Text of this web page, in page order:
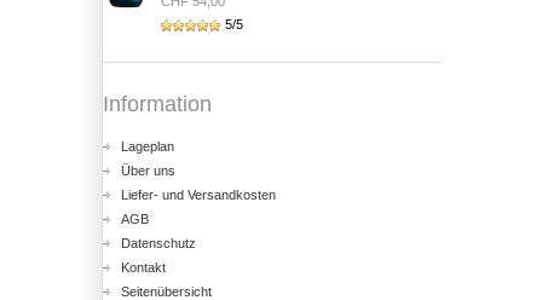
5/5
Information
Lageplan
Über uns
Liefer- und Versandkosten
AGB
Datenschutz
Kontakt
Seitenübersicht